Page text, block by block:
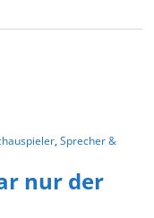
,Sprecher &
nur der